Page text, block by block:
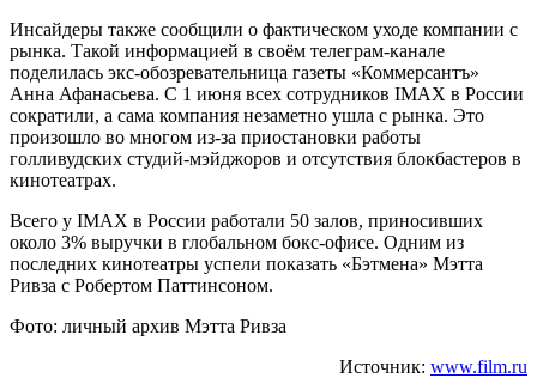
Инсайдеры также сообщили о фактическом уходе компании с
рынка. Такой информацией в своём телеграм-канале
поделилась экс-обозревательница газеты «Коммерсантъ»
Анна Афанасьева. С 1 июня всех сотрудников IMAX в России
сократили, а сама компания незаметно ушла с рынка. Это
произошло во многом из-за приостановки работы
голливудских студий-мэйджоров и отсутствия блокбастеров в
кинотеатрах.
Всего у IMAX в России работали 50 залов, приносивших
около 3% выручки в глобальном бокс-офисе. Одним из
последних кинотеатры успели показать «Бэтмена» Мэтта
Ривза с Робертом Паттинсоном.
Фото: личный архив Мэтта Ривза
Источник: www.film.ru